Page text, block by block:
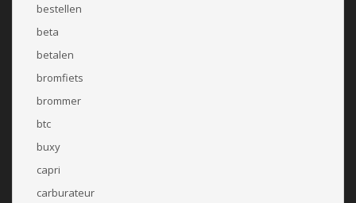
bestellen
beta
betalen
bromfiets
brommer
btc
buxy
capri
carburateur